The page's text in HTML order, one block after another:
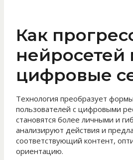
Как
нейросетей
цифровые
Технология преобразует
пользователей с цифровыми
становятся более личными и
анализируют действия и
соответствующий контент,
ориентацию.